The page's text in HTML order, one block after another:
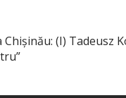
(I) Tadeusz